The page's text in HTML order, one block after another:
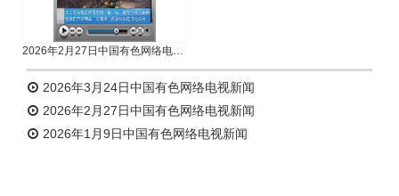
2026年2月27日中国有色网络电视新闻
2026年3月24日中国有色网络电视新闻
2026年2月27日中国有色网络电视新闻
2026年1月9日中国有色网络电视新闻